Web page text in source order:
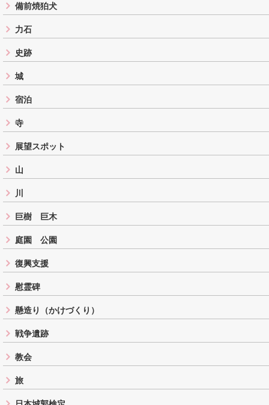
備前焼狛犬
力石
史跡
城
宿泊
寺
展望スポット
山
川
巨樹 巨木
庭園 公園
復興支援
慰霊碑
懸造り（かけづくり）
戦争遺跡
教会
旅